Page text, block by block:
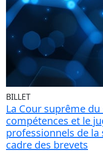
BILLET
La Cour suprême
compétences et le
professionnels de
cadre des brevets